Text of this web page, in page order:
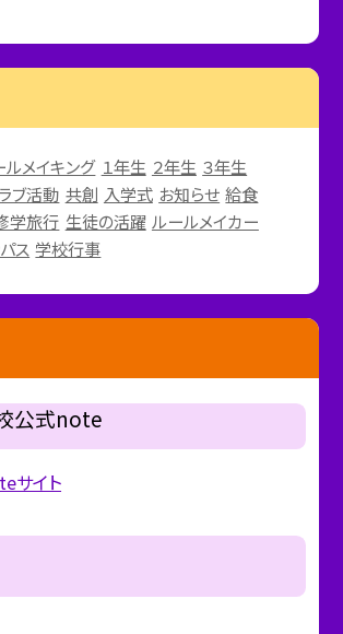
ルメイキング １年生 ２年生 ３年生
ブ活動 共創 入学式 お知らせ 給食
学旅行 生徒の活躍 ルールメイカー
ス 学校行事
公式note
サイト